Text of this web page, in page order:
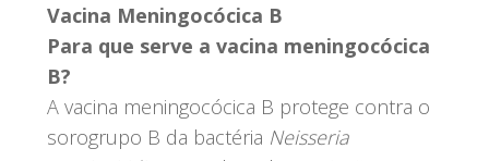
Vacina Meningocócica B
Para que serve a vacina meningocócica
B?
A vacina meningocócica B protege contra o
sorogrupo B da bactéria Neisseria